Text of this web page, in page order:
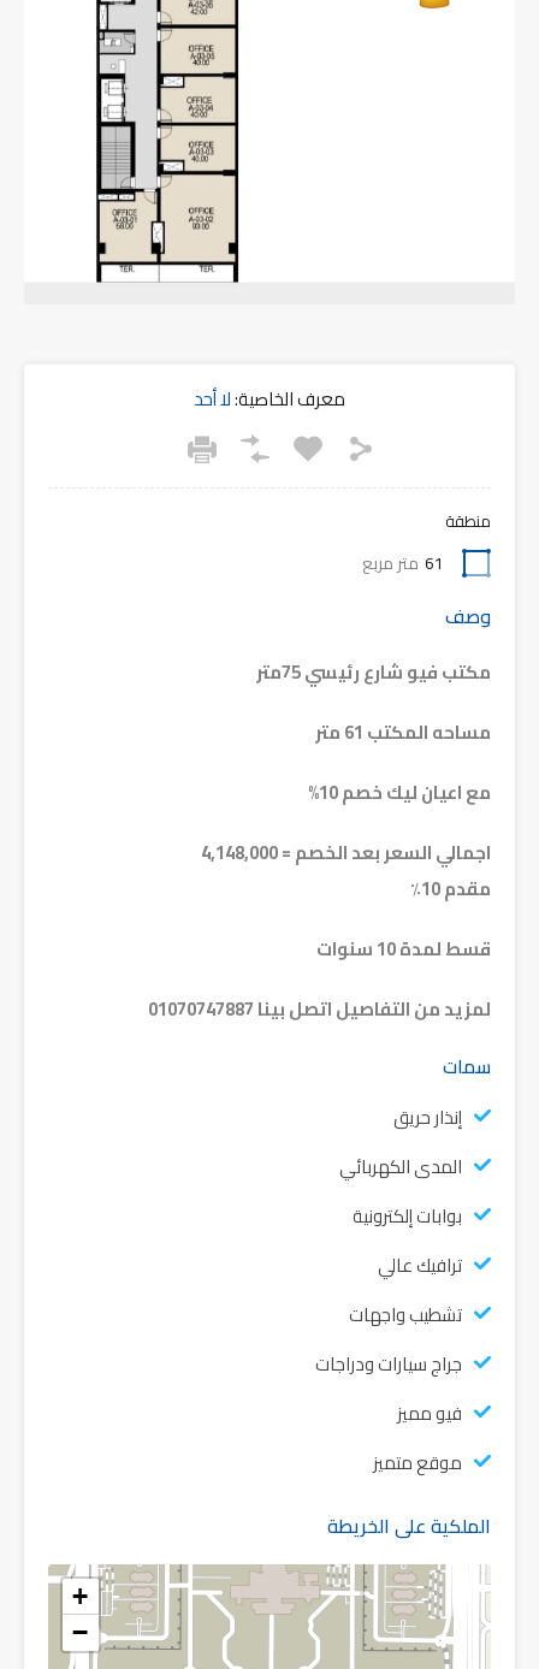
معرف الخاصية:لا أحد
منطقة
61 متر مربع
وصف
مكتب فيو شارع رئيسي 75متر
مساحه المكتب 61 متر
مع اعيان ليك خصم 10%
اجمالي السعر بعد الخصم = 4,148,000
مقدم 10٪
قسط لمدة 10 سنوات
لمزيد من التفاصيل اتصل بينا 01070747887
سمات
إنذار حريق
المدى الكهربائي
بوابات إلكترونية
ترافيك عالي
تشطيب واجهات
جراج سيارات ودراجات
فيو مميز
موقع متميز
الملكية على الخريطة
+
−